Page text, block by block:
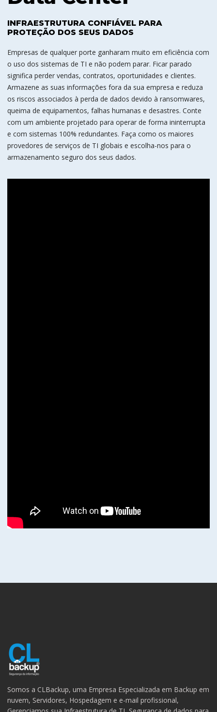
INFRAESTRUTURA CONFIÁVEL PARA
PROTEÇÃO DOS SEUS DADOS
Empresas de qualquer porte ganharam muito em eficiência com
o uso dos sistemas de TI e não podem parar. Ficar parado
significa perder vendas, contratos, oportunidades e clientes.
Armazene as suas informações fora da sua empresa e reduza
os riscos associados à perda de dados devido à ransomwares,
queima de equipamentos, falhas humanas e desastres. Conte
com um ambiente projetado para operar de forma ininterrupta
e com sistemas 100% redundantes. Faça como os maiores
provedores de serviços de TI globais e escolha-nos para o
armazenamento seguro dos seus dados.
Somos a CLBackup, uma Empresa Especializada em Backup em
nuvem, Servidores, Hospedagem e e-mail profissional,